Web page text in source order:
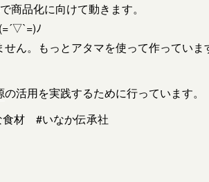
品化に向けて動きます。
ﾉ
ん。もっとアタマを使って作っていま
の活用を実践するために行っています。
材 #いなか伝承社